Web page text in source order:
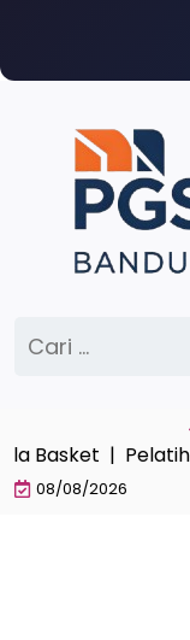
content
untuk:
|Pelatihan
08/08/2026